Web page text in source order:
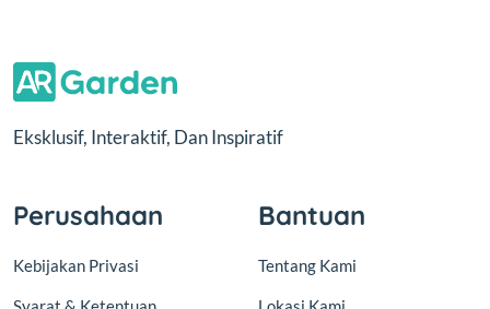
Eksklusif, Interaktif, Dan Inspiratif
Perusahaan
Kebijakan Privasi
Bantuan
Tentang Kami